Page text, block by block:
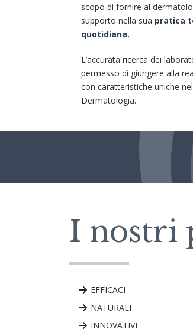
scopo di fornire al
supporto nella sua pratica
quotidiana.
L’accurata ricerca dei
permesso di giungere alla
con caratteristiche uniche
Dermatologia.
I nostri
EFFICACI
NATURALI
INNOVATIVI